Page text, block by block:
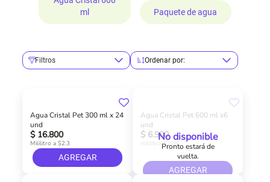
ml
Paquete de agua
Filtros Ordenar por:
Agua Cristal Pet 300 ml x 24
und
$ 16.800
Mililitro a $2.3
AGREGAR
Agua Cristal Pet 600 ml x6
und
$ 6.900
mililitro $2,08
No disponible
Pronto estará de
vuelta.
AGREGAR